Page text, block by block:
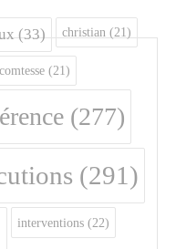
(33) christian (21)
(21)
(277)
(291)
interventions (22)